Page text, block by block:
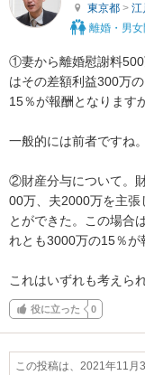
東京都 > 江
離婚・男
①妻から離婚慰謝料
はその差額利益300万
15％が報酬となります
一般的には前者ですね。
②財産分与について。
00万、夫2000万を主張
とができた。この場合
れとも3000万の15％が
これはいずれも考えら
役に立った 0
この投稿は、2021年11月